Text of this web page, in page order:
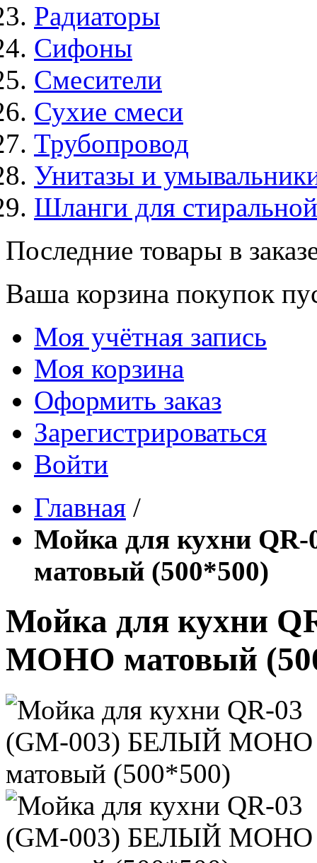
Радиаторы
Сифоны
Смесители
Сухие смеси
Трубопровод
Унитазы и
Шланги для
Последние товары в
Ваша корзина покупок
Моя учётная запись
Моя корзина
Оформить заказ
Зарегистрироваться
Войти
Главная /
Мойка для кухни
матовый (500*500)
Мойка для кухни
МОНО матовый